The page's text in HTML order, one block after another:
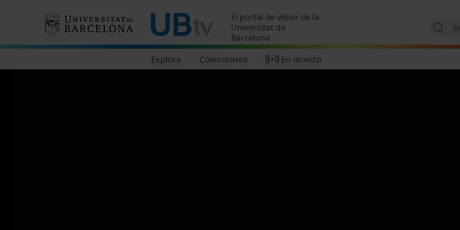
El portal de vídeo de la
Universitat de
Barcelona
Explora Colecciones En directo